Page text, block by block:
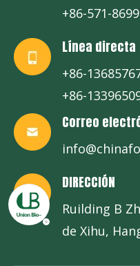
+86-571-
Línea directa
+86-
+86-
Correo
DIRECCIÓN
Ruilding B
de Xihu,